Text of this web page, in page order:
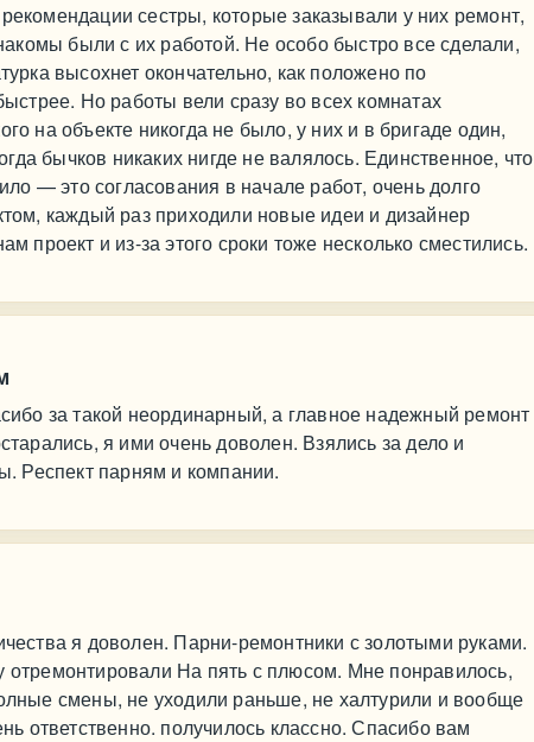
сестры, которые заказывали у них ремонт,
были с их работой. Не особо быстро все сделали,
высохнет окончательно, как положено по
Но работы вели сразу во всех комнатах
на объекте никогда не было, у них и в бригаде один,
бычков никаких нигде не валялось. Единственное, что
— это согласования в начале работ, очень долго
каждый раз приходили новые идеи и дизайнер
проект и из-за этого сроки тоже несколько сместились.
за такой неординарный, а главное надежный ремонт
я ими очень доволен. Взялись за дело и
Респект парням и компании.
я доволен. Парни-ремонтники с золотыми руками.
отремонтировали На пять с плюсом. Мне понравилось,
смены, не уходили раньше, не халтурили и вообще
ответственно. получилось классно. Спасибо вам